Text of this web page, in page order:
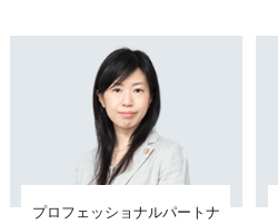
プロフェッショナルパートナ